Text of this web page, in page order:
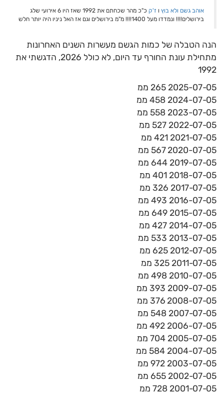
אוהב גשם ולא בוץ ו ז'ק
כ"כ מהר שכחתם את 1992 שאז היו 6 אירועי שלג
בירושלים!!!! ונמדדו מעל 1400!!!! מ"מ בירושלים וגם אז האל ניניו היה יותר חלש
הנה הטבלה של כמות הגשם מעשרות השנים האחרונות
מתחילת עונת החורף עד היום, לא כולל 2026, הדגשתי את
1992
2025-07-05 265 ממ
2024-07-05 458 ממ
2023-07-05 558 ממ
2022-07-05 527 ממ
2021-07-05 421 ממ
2020-07-05 567 ממ
2019-07-05 644 ממ
2018-07-05 401 ממ
2017-07-05 326 ממ
2016-07-05 493 ממ
2015-07-05 649 ממ
2014-07-05 427 ממ
2013-07-05 533 ממ
2012-07-05 625 ממ
2011-07-05 325 ממ
2010-07-05 498 ממ
2009-07-05 393 ממ
2008-07-05 376 ממ
2007-07-05 548 ממ
2006-07-05 492 ממ
2005-07-05 704 ממ
2004-07-05 584 ממ
2003-07-05 972 ממ
2002-07-05 655 ממ
2001-07-05 728 ממ